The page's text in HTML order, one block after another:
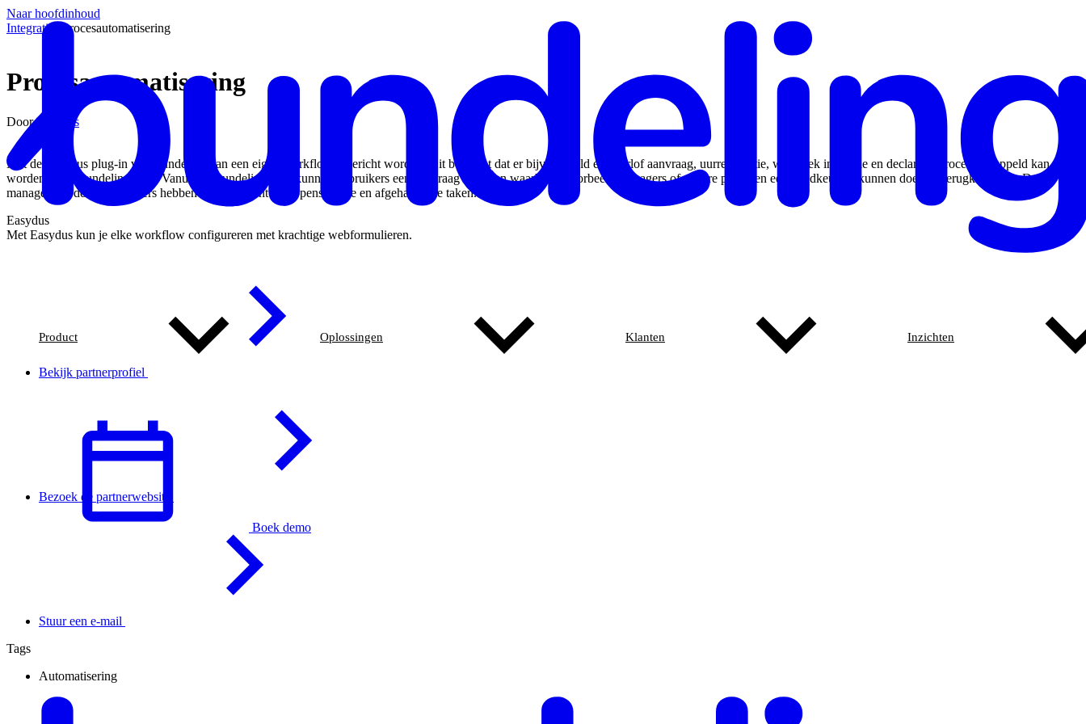
Naar hoofdinhoud
Product Oplossingen Klanten Inzichten
Boek demo
Integraties Procesautomatisering
Procesautomatisering
DoorEasydus
Met de Easydus plug-in van Bundeling kan een eigen workflow ingericht worden. Dit betekent dat er bijvoorbeeld een verlof aanvraag, uurregistratie, werkplek inspectie en declaratie proces gekoppeld kan
worden in de Bundeling App. Vanuit de Bundeling App kunnen gebruikers een aanvraag indienen waarbij bijvoorbeeld managers of andere personen een goedkeuring kunnen doen en terugkoppelen. De
managers en de medewerkers hebben een overzicht van openstaande en afgehandelde taken.
Easydus
Met Easydus kun je elke workflow configureren met krachtige webformulieren.
Bekijk partnerprofiel
Bezoek de partnerwebsite
Stuur een e-mail
Tags
Automatisering